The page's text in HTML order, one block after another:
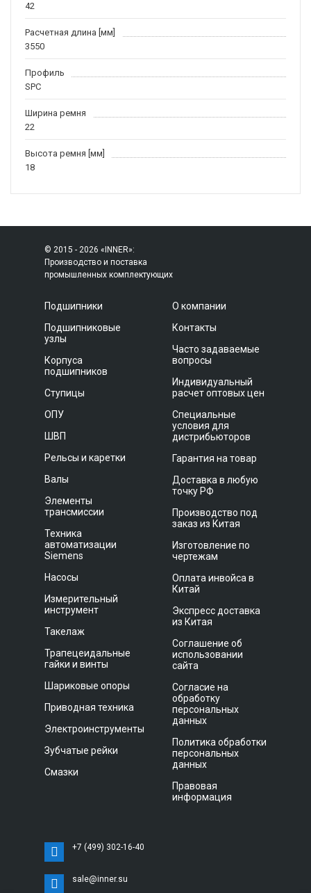
42
Расчетная длина [мм]
3550
Профиль
SPC
Ширина ремня
22
Высота ремня [мм]
18
© 2015 - 2026 «INNER»:
Производство и поставка
промышленных комплектующих
Подшипники
Подшипниковые
узлы
Корпуса
подшипников
Ступицы
ОПУ
ШВП
Рельсы и каретки
Валы
Элементы
трансмиссии
Техника
автоматизации
Siemens
Насосы
Измерительный
инструмент
Такелаж
Трапецеидальные
гайки и винты
Шариковые опоры
Приводная техника
Электроинструменты
Зубчатые рейки
Смазки
О компании
Контакты
Часто задаваемые
вопросы
Индивидуальный
расчет оптовых цен
Специальные
условия для
дистрибьюторов
Гарантия на товар
Доставка в любую
точку РФ
Производство под
заказ из Китая
Изготовление по
чертежам
Оплата инвойса в
Китай
Экспресс доставка
из Китая
Соглашение об
использовании
сайта
Согласие на
обработку
персональных
данных
Политика обработки
персональных
данных
Правовая
информация
+7 (499) 302-16-40
sale@inner.su